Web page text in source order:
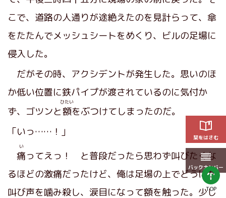
こで、道路の人通りが途絶えたのを見計らって、傘
をたたんでメッシュシートをめくり、ビルの足場に
侵入した。
だがその時、アクシデントが発生した。思いのほ
か低い位置に鉄パイプが渡されているのに気付か
ず、ゴツンと額
ひたい
をぶつけてしまったのだ。
「いっ……！」
痛
い
ってえっ！ と普段だったら思わず叫びたくな
るほどの激痛だったけど、俺は足場の上でどうにか
叫び声を噛み殺し、涙目になって額を触った。少し
栞をはさむ
バックナンバー
TOP